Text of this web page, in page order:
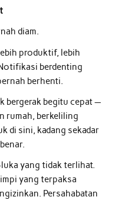
diam.
produktif, lebih
berdenting
berhenti.
bergerak begitu cepat —
rumah, berkeliling
di sini, kadang sekadar
yang tidak terlihat.
yang terpaksa
Persahabatan